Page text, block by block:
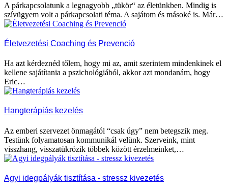
A párkapcsolatunk a legnagyobb „tükör“ az életünkben. Mindig is
szívügyem volt a párkapcsolati téma. A sajátom és másoké is. Már…
Életvezetési Coaching és Prevenció
Ha azt kérdeznéd tőlem, hogy mi az, amit szerintem mindenkinek el
kellene sajátítania a pszichológiából, akkor azt mondanám, hogy
Eric…
Hangterápiás kezelés
Az emberi szervezet önmagától “csak úgy” nem betegszik meg.
Testünk folyamatosan kommunikál velünk. Szerveink, mint
visszhang, visszatükrözik többek között érzelmeinket,…
Agyi idegpályák tisztítása - stressz kivezetés